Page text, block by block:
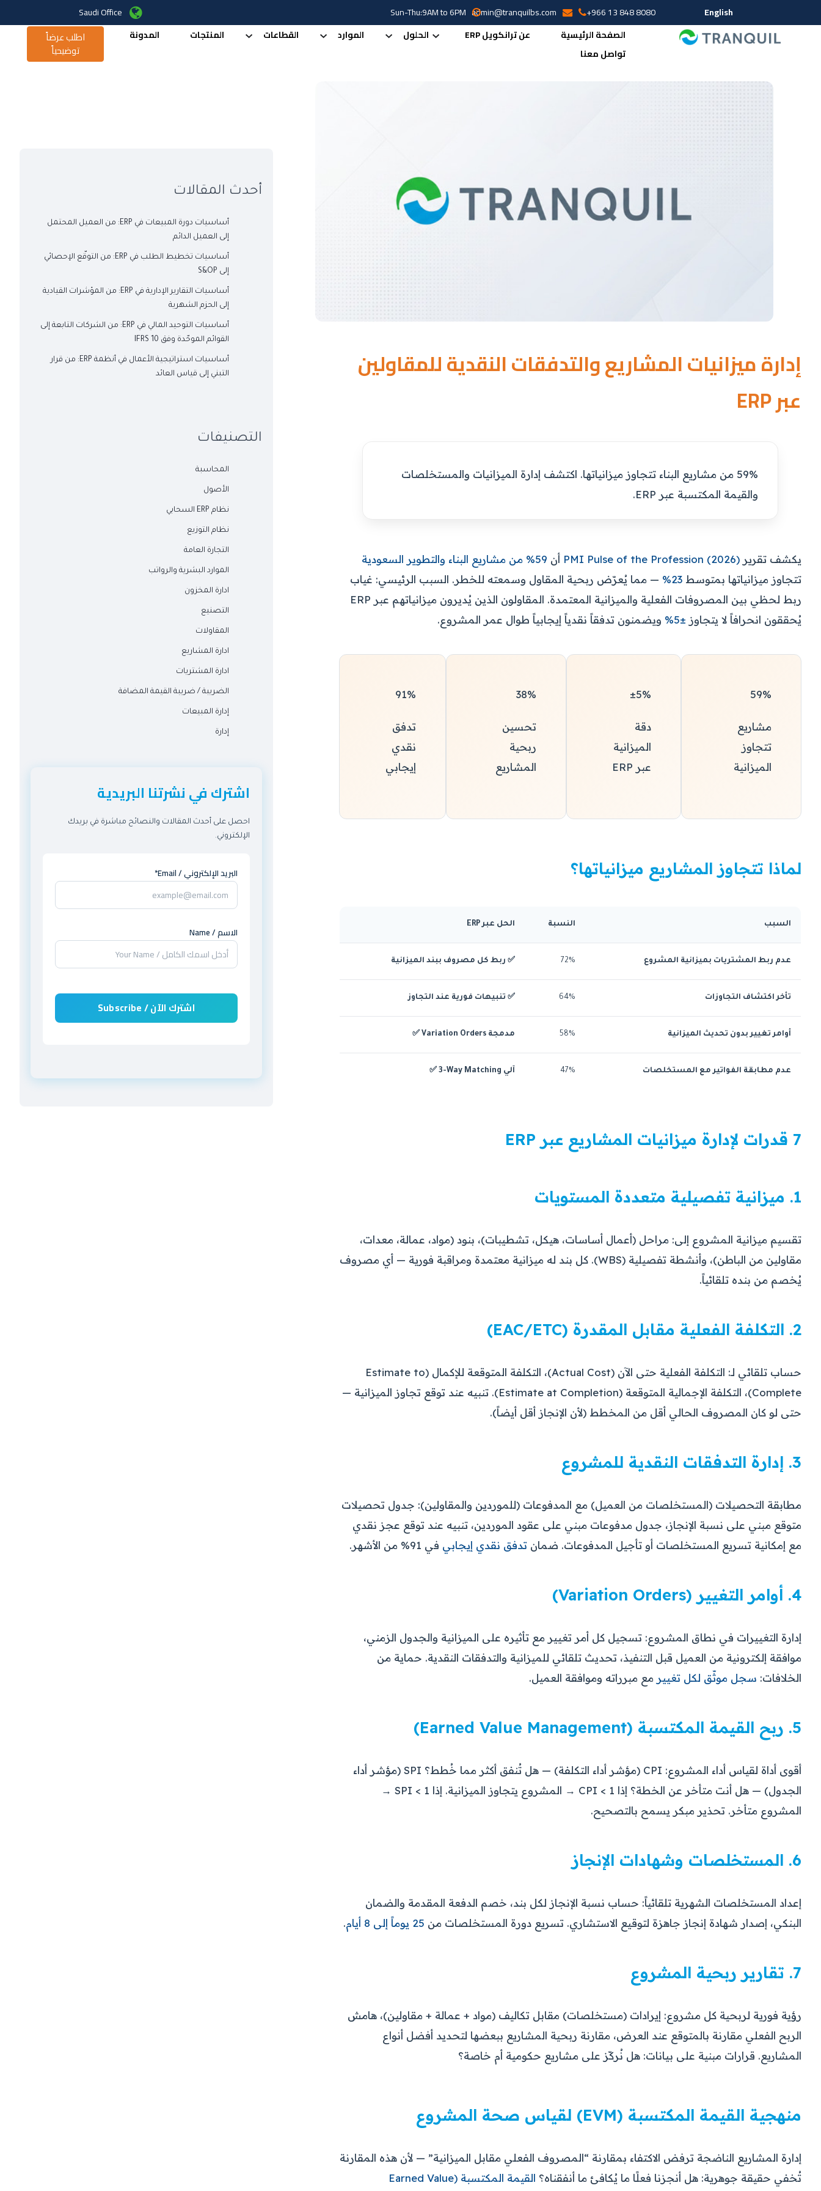
English
+966 13 848 8080
admin@tranquilbs.com
Sun-Thu:9AM to 6PM
Saudi Office
الصفحة الرئيسية
عن ترانكويل ERP الحلول الموارد القطاعات المنتجات
المدونة
تواصل معنا
اطلب عرضاً
توضيحياً
إدارة ميزانيات المشاريع والتدفقات النقدية للمقاولين
عبر ERP
59% من مشاريع البناء تتجاوز ميزانياتها. اكتشف إدارة الميزانيات والمستخلصات
والقيمة المكتسبة عبر ERP.
يكشف تقرير PMI Pulse of the Profession (2026) أن 59% من مشاريع البناء والتطوير السعودية
تتجاوز ميزانياتها بمتوسط 23%
— مما يُعرّض ربحية المقاول وسمعته للخطر. السبب الرئيسي: غياب
ربط لحظي بين المصروفات الفعلية والميزانية المعتمدة. المقاولون الذين يُديرون ميزانياتهم عبر ERP
يُحققون انحرافاً لا يتجاوز ±5% ويضمنون تدفقاً نقدياً إيجابياً طوال عمر المشروع.
59%
مشاريع
تتجاوز
الميزانية
±5%
دقة
الميزانية
عبر ERP
38%
تحسين
ربحية
المشاريع
91%
تدفق
نقدي
إيجابي
لماذا تتجاوز المشاريع ميزانياتها؟
السبب النسبة الحل عبر ERP
عدم ربط المشتريات بميزانية المشروع 72% ✅ ربط كل مصروف ببند الميزانية
تأخر اكتشاف التجاوزات 64% ✅ تنبيهات فورية عند التجاوز
أوامر تغيير بدون تحديث الميزانية 58% ✅ Variation Orders مدمجة
عدم مطابقة الفواتير مع المستخلصات 47% ✅ 3-Way Matching آلي
7 قدرات لإدارة ميزانيات المشاريع عبر ERP
1. ميزانية تفصيلية متعددة المستويات
تقسيم ميزانية المشروع إلى: مراحل (أعمال أساسات، هيكل، تشطيبات)، بنود (مواد، عمالة، معدات،
مقاولين من الباطن)، وأنشطة تفصيلية (WBS). كل بند له ميزانية معتمدة ومراقبة فورية — أي مصروف
يُخصم من بنده تلقائياً.
2. التكلفة الفعلية مقابل المقدرة (EAC/ETC)
حساب تلقائي لـ: التكلفة الفعلية حتى الآن (Actual Cost)، التكلفة المتوقعة للإكمال (Estimate to
Complete)، التكلفة الإجمالية المتوقعة (Estimate at Completion). تنبيه عند توقع تجاوز الميزانية —
حتى لو كان المصروف الحالي أقل من المخطط (لأن الإنجاز أقل أيضاً).
3. إدارة التدفقات النقدية للمشروع
مطابقة التحصيلات (المستخلصات من العميل) مع المدفوعات (للموردين والمقاولين): جدول تحصيلات
متوقع مبني على نسبة الإنجاز، جدول مدفوعات مبني على عقود الموردين، تنبيه عند توقع عجز نقدي
مع إمكانية تسريع المستخلصات أو تأجيل المدفوعات. ضمان تدفق نقدي إيجابي في 91% من الأشهر.
4. أوامر التغيير (Variation Orders)
إدارة التغييرات في نطاق المشروع: تسجيل كل أمر تغيير مع تأثيره على الميزانية والجدول الزمني،
موافقة إلكترونية من العميل قبل التنفيذ، تحديث تلقائي للميزانية والتدفقات النقدية. حماية من
الخلافات: سجل موثّق لكل تغيير مع مبرراته وموافقة العميل.
5. ربح القيمة المكتسبة (Earned Value Management)
أقوى أداة لقياس أداء المشروع: CPI (مؤشر أداء التكلفة) — هل تُنفق أكثر مما خُطط؟ SPI (مؤشر أداء
الجدول) — هل أنت متأخر عن الخطة؟ إذا CPI < 1 → المشروع يتجاوز الميزانية. إذا SPI < 1 →
المشروع متأخر. تحذير مبكر يسمح بالتصحيح.
6. المستخلصات وشهادات الإنجاز
إعداد المستخلصات الشهرية تلقائياً: حساب نسبة الإنجاز لكل بند، خصم الدفعة المقدمة والضمان
البنكي، إصدار شهادة إنجاز جاهزة لتوقيع الاستشاري. تسريع دورة المستخلصات من 25 يوماً إلى 8 أيام .
7. تقارير ربحية المشروع
رؤية فورية لربحية كل مشروع: إيرادات (مستخلصات) مقابل تكاليف (مواد + عمالة + مقاولين)، هامش
الربح الفعلي مقارنة بالمتوقع عند العرض، مقارنة ربحية المشاريع ببعضها لتحديد أفضل أنواع
المشاريع. قرارات مبنية على بيانات: هل نُركّز على مشاريع حكومية أم خاصة؟
منهجية القيمة المكتسبة (EVM) لقياس صحة المشروع
إدارة المشاريع الناضجة ترفض الاكتفاء بمقارنة “المصروف الفعلي مقابل الميزانية” — لأن هذه المقارنة
تُخفي حقيقة جوهرية: هل أنجزنا فعلًا ما يُكافئ ما أنفقناه؟
القيمة المكتسبة (Earned Value
أحدث المقالات
أساسيات دورة المبيعات في ERP: من العميل المحتمل
إلى العميل الدائم
أساسيات تخطيط الطلب في ERP: من التوقّع الإحصائي
إلى S&OP
أساسيات التقارير الإدارية في ERP: من المؤشرات القيادية
إلى الحزم الشهرية
أساسيات التوحيد المالي في ERP: من الشركات التابعة إلى
القوائم الموحّدة وفق IFRS 10
أساسيات استراتيجية الأعمال في أنظمة ERP: من قرار
التبني إلى قياس العائد
التصنيفات
المحاسبة
الأصول
نظام ERP السحابي
نظام التوزيع
التجارة العامة
الموارد البشرية والرواتب
ادارة المخزون
التصنيع
المقاولات
ادارة المشاريع
ادارة المشتريات
الضريبة / ضريبة القيمة المضافة
إدارة المبيعات
إدارة
اشترك في نشرتنا البريدية
احصل على أحدث المقالات والنصائح مباشرة في بريدك
الإلكتروني.
البريد الإلكتروني / Email*
الاسم / Name